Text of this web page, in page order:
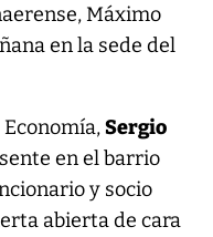
Máximo
en la sede del
Sergio
en el barrio
y socio
abierta de cara